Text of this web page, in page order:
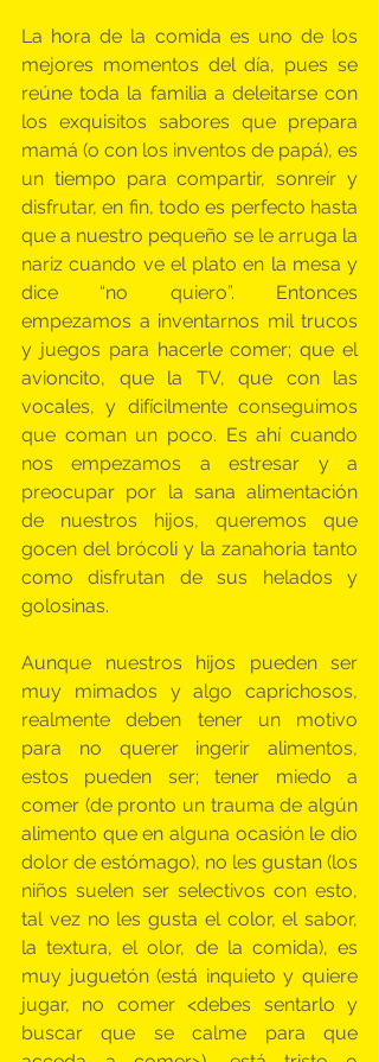
La hora de la comida es uno de los
mejores momentos del día, pues se
reúne toda la familia a deleitarse con
los exquisitos sabores que prepara
mamá (o con los inventos de papá), es
un tiempo para compartir, sonreír y
disfrutar, en fin, todo es perfecto hasta
que a nuestro pequeño se le arruga la
nariz cuando ve el plato en la mesa y
dice “no quiero”. Entonces
empezamos a inventarnos mil trucos
y juegos para hacerle comer; que el
avioncito, que la TV, que con las
vocales, y difícilmente conseguimos
que coman un poco. Es ahí cuando
nos empezamos a estresar y a
preocupar por la sana alimentación
de nuestros hijos, queremos que
gocen del brócoli y la zanahoria tanto
como disfrutan de sus helados y
golosinas.
Aunque nuestros hijos pueden ser
muy mimados y algo caprichosos,
realmente deben tener un motivo
para no querer ingerir alimentos,
estos pueden ser; tener miedo a
comer (de pronto un trauma de algún
alimento que en alguna ocasión le dio
dolor de estómago), no les gustan (los
niños suelen ser selectivos con esto,
tal vez no les gusta el color, el sabor,
la textura, el olor, de la comida), es
muy juguetón (está inquieto y quiere
jugar, no comer <debes sentarlo y
buscar que se calme para que